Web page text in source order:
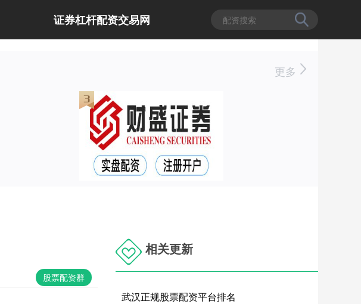
证券杠杆配资交易网
更多
股票配资群
相关更新
武汉正规股票配资平台排名